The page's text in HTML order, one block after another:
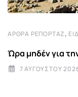
ΆΡΘΡΑ ΡΕΠΟΡΤΆΖ,
Ώρα μηδέν για
7 ΑΥΓΟΎΣΤΟΥ